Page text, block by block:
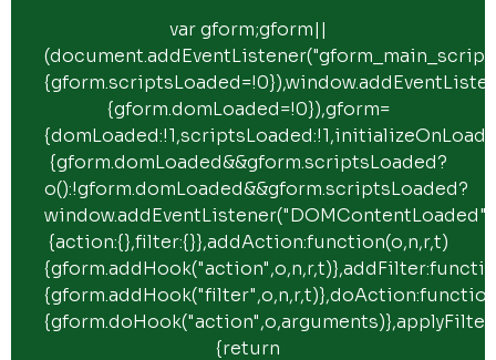
var gform;gform||
{gform.domLoaded=!0}),gform=
{gform.domLoaded&&gform.scriptsLoaded?
o():!gform.domLoaded&&gform.scriptsLoaded?
{action:{},filter:{}},addAction:function(o,n,r,t)
{return